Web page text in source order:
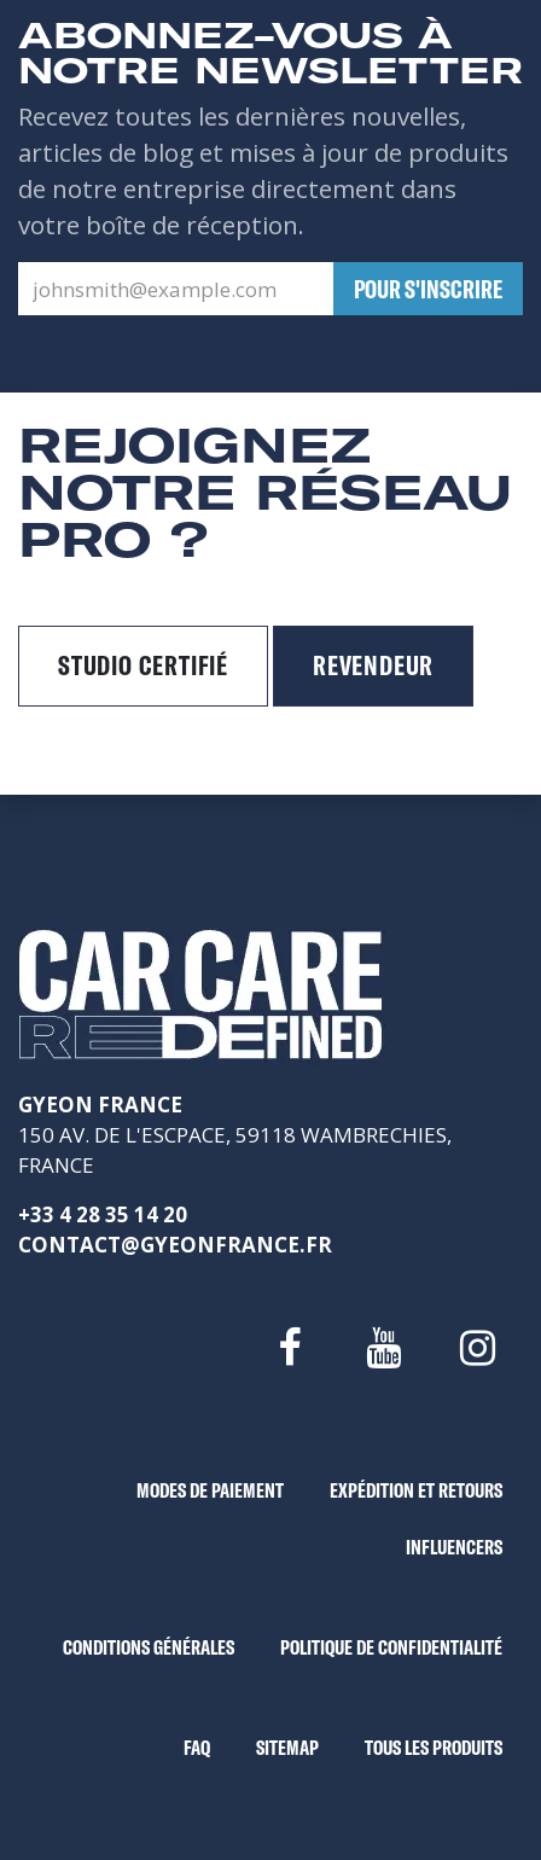
ABONNEZ-VOUS À
NOTRE NEWSLETTER
Recevez toutes les dernières nouvelles,
articles de blog et mises à jour de produits
de notre entreprise directement dans
votre boîte de réception.
​POUR S'INSCRIRE
REJOIGNEZ
NOTRE RÉSEAU
PRO ?
STUDIO CERTIFIÉ REVENDEUR
GYEON FRANCE
150 AV. DE L'ESCPACE, 59118 WAMBRECHIES,
FRANCE
+33 4 28 35 14 20
CONTACT@GYEONFRANCE.FR
MODES DE PAIEMENT EXPÉDITION ET RETOURS
INFLUENCERS
CONDITIONS GÉNÉRALES POLITIQUE DE CONFIDENTIALITÉ
FAQ SITEMAP TOUS LES PRODUITS